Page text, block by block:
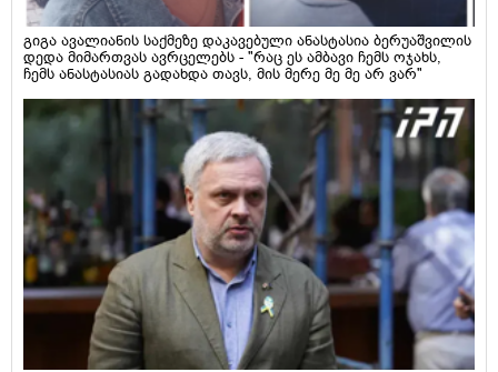
გიგა ავალიანის საქმეზე დაკავებული ანასტასია ბერუაშვილის
დედა მიმართვას ავრცელებს - "რაც ეს ამბავი ჩემს ოჯახს,
ჩემს ანასტასიას გადახდა თავს, მის მერე მე მე არ ვარ"